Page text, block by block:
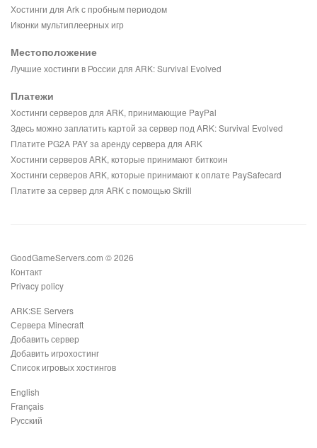
Хостинги для Ark с пробным периодом
Иконки мультиплеерных игр
Местоположение
Лучшие хостинги в России для ARK: Survival Evolved
Платежи
Хостинги серверов для ARK, принимающие PayPal
Здесь можно заплатить картой за сервер под ARK: Survival Evolved
Платите PG2A PAY за аренду сервера для ARK
Хостинги серверов ARK, которые принимают биткоин
Хостинги серверов ARK, которые принимают к оплате PaySafecard
Платите за сервер для ARK с помощью Skrill
GoodGameServers.com © 2026
Контакт
Privacy policy
ARK:SE Servers
Сервера Minecraft
Добавить сервер
Добавить игрохостинг
Список игровых хостингов
English
Français
Русский